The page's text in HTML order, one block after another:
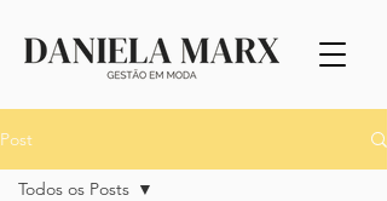
Post
Todos os Posts